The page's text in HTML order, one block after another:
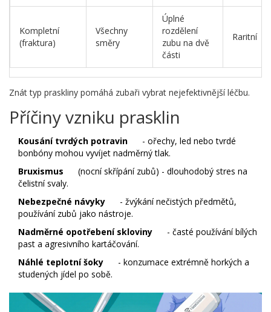
Kompletní
(fraktura)
Všechny
směry
Úplné
rozdělení
zubu na dvě
části
Raritní
Znát typ praskliny pomáhá zubaři vybrat nejefektivnější léčbu.
Příčiny vzniku prasklin
Kousání tvrdých potravin
- ořechy, led nebo tvrdé
bonbóny mohou vyvíjet nadměrný tlak.
Bruxismus
(nocní skřípání zubů) - dlouhodobý stres na
čelistní svaly.
Nebezpečné návyky
- žvýkání nečistých předmětů,
používání zubů jako nástroje.
Nadměrné opotřebení skloviny
- časté používání bílých
past a agresivního kartáčování.
Náhlé teplotní šoky
- konzumace extrémně horkých a
studených jídel po sobě.